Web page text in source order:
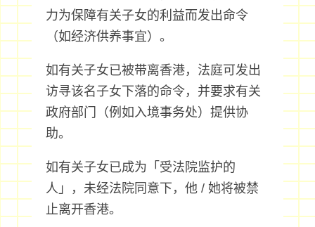
力为保障有关子女的利益而发出命令
（如经济供养事宜）。
如有关子女已被带离香港，法庭可发出
访寻该名子女下落的命令，并要求有关
政府部门（例如入境事务处）提供协
助。
如有关子女已成为「受法院监护的
人」，未经法院同意下，他 / 她将被禁
止离开香港。